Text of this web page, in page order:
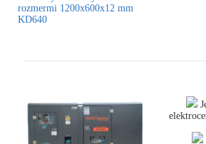
rozmermi 1200x600x12 mm
KD640